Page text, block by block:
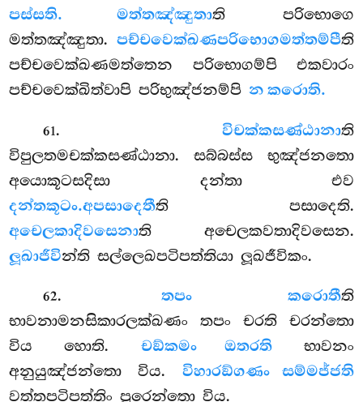
පස්සති. මත්තඤ්ඤුතාති පරිභොගෙ
මත්තඤ්ඤුතා. පච්චවෙක්ඛණපරිභොගමත්තම්පීති
පච්චවෙක්ඛණමත්තෙන පරිභොගම්පි එකවාරං
පච්චවෙක්ඛිත්වාපි පරිභුඤ්ජනම්පින කරොති.
61. විචක්කසණ්ඨානාති
විපුලතමචක්කසණ්ඨානා. සබ්බස්ස භුඤ්ජනතො
අයොකූටසදිසා දන්තා එව
දන්තකූටං.අපසාදෙතීති පසාදෙති.
අචෙලකාදිවසෙනාති අචෙලකවතාදිවසෙන.
ලූඛාජීවින්ති සල්ලෙඛපටිපත්තියා ලූඛජීවිකං.
62. තපං කරොතීති
භාවනාමනසිකාරලක්ඛණං තපං චරති චරන්තො
විය හොති. චඞ්කමං ඔතරතිභාවනං
අනුයුඤ්ජන්තො විය. විහාරඞ්ගණං සම්මජ්ජති
වත්තපටිපත්තිං පූරෙන්තො විය.